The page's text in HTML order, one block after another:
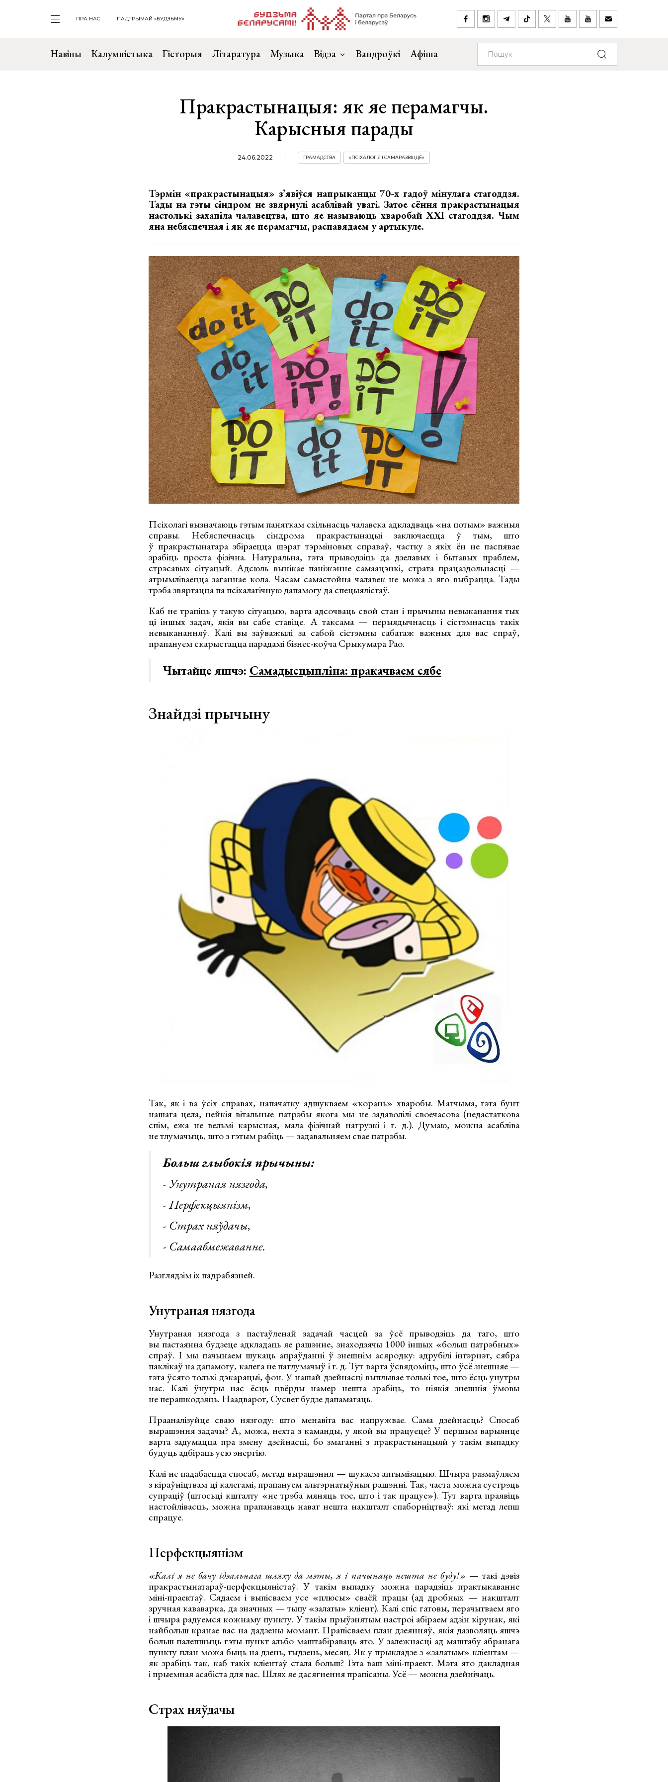
ПРА НАС ПАДТРЫМАЙ «БУДЗЬМУ»
Навіны Калумністыка Гісторыя Літаратура Музыка Відэа Вандроўкі Афіша
Пракрастынацыя: як яе перамагчы.
Карысныя парады
24.06.2022 ГРАМАДСТВА «ПСІХАЛОГІЯ І САМАРАЗВІЦЦЁ»
Тэрмін «пракрастынацыя» з’явіўся напрыканцы 70-х гадоў мінулага стагоддзя.
Тады на гэты сіндром не звярнулі асаблівай увагі. Затое сёння пракрастынацыя
настолькі захапіла чалавецтва, што яе называюць хваробай ХХІ стагоддзя. Чым
яна небяспечная і як яе перамагчы, распавядаем у артыкуле.
Псіхолагі вызначаюць гэтым паняткам схільнасць чалавека адкладваць «на потым» важныя
справы. Небяспечнасць сіндрома пракрастынацыі заключаецца ў тым, што
ў пракрастынатара збіраецца шэраг тэрміновых справаў, частку з якіх ён не паспявае
зрабіць проста фізічна. Натуральна, гэта прыводзіць да дзелавых і бытавых праблем,
стрэсавых сітуацый. Адсюль вынікае паніжэнне самаацэнкі, страта працаздольнасці —
атрымліваецца заганнае кола. Часам самастойна чалавек не можа з яго выбрацца. Тады
трэба звяртацца па псіхалагічную дапамогу да спецыялістаў.
Каб не трапіць у такую сітуацыю, варта адсочваць свой стан і прычыны невыканання тых
ці іншых задач, якія вы сабе ставіце. А таксама — перыядычнасць і сістэмнасць такіх
невыкананняў. Калі вы заўважылі за сабой сістэмны сабатаж важных для вас спраў,
прапануем скарыстацца парадамі бізнес-коўча Срыкумара Рао.
Чытайце яшчэ: Самадысцыпліна: пракачваем сябе
Знайдзі прычыну
Так, як і ва ўсіх справах, напачатку адшукваем «корань» хваробы. Магчыма, гэта бунт
нашага цела, нейкія вітальные патрэбы якога мы не задаволілі своечасова (недастаткова
спім, ежа не вельмі карысная, мала фізічнай нагрузкі і г. д.). Думаю, можна асабліва
не тлумачыць, што з гэтым рабіць — задавальняем свае патрэбы.
Больш глыбокія прычыны:
- Унутраная нязгода,
- Перфекцыянізм,
- Страх няўдачы,
- Самаабмежаванне.
Разглядзім іх падрабязней.
Унутраная нязгода
Унутраная нязгода з пастаўленай задачай часцей за ўсё прыводзіць да таго, што
вы пастаянна будзеце адкладаць яе рашэнне, знаходзячы 1000 іншых «больш патрэбных»
спраў. І мы пачынаем шукаць апраўданні ў знешнім асяродку: адрубілі інтэрнэт, сябра
паклікаў на дапамогу, калега не патлумачыў і г. д. Тут варта ўсвядоміць, што ўсё знешняе —
гэта ўсяго толькі дэкарацыі, фон. У нашай дзейнасці выплывае толькі тое, што ёсць унутры
нас. Калі ўнутры нас ёсць цвёрды намер нешта зрабіць, то ніякія знешнія ўмовы
не перашкодзяць. Наадварот, Сусвет будзе дапамагаць.
Прааналізуйце сваю нязгоду: што менавіта вас напружвае. Сама дзейнасць? Спосаб
вырашэння задачы? А, можа, нехта з каманды, у якой вы працуеце? У першым варыянце
варта задумацца пра змену дзейнасці, бо змаганні з пракрастынацыяй у такім выпадку
будуць адбіраць усю энергію.
Калі не падабаецца спосаб, метад вырашэння — шукаем аптымізацыю. Шчыра размаўляем
з кіраўніцтвам ці калегамі, прапануем альтэрнатыўныя рашэнні. Так, часта можна сустрэць
супраціў (штосьці кшталту «не трэба мяняць тое, што і так працуе»). Тут варта праявіць
настойлівасць, можна прапанаваць нават нешта накшталт спаборніцтваў: які метад лепш
спрацуе.
Перфекцыянізм
«Калі я не бачу ідэальнага шляху да мэты, я і пачынаць нешта не буду!» — такі дэвіз
пракрастынатараў-перфекцыяністаў. У такім выпадку можна парадзіць практыкаванне
міні-праектаў. Сядаем і выпісваем усе «плюсы» сваёй працы (ад дробных — накшталт
зручная кававарка, да значных — тыпу «залаты» кліент). Калі спіс гатовы, перачытваем яго
і шчыра радуемся кожнаму пункту. У такім прыўзнятым настроі абіраем адзін кірунак, які
найбольш кранае вас на дадзены момант. Прапісваем план дзеянняў, якія дазволяць яшчэ
больш палепшыць гэты пункт альбо маштабіраваць яго. У залежнасці ад маштабу абранага
пункту план можа быць на дзень, тыдзень, месяц. Як у прыкладзе з «залатым» кліентам —
як зрабіць так, каб такіх кліентаў стала больш? Гэта ваш міні-праект. Мэта яго дакладная
і прыемная асабіста для вас. Шлях яе дасягнення прапісаны. Усё — можна дзейнічаць.
Страх няўдачы